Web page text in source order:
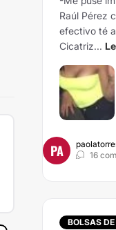
Raúl Pérez
efectivo té
Cicatriz...
PA
16
BOLSAS